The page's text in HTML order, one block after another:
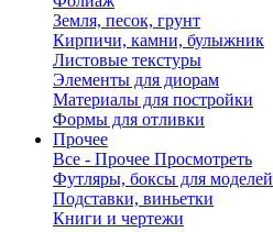
Земля, песок, грунт
Кирпичи, камни, булыжник
Листовые текстуры
Элементы для диорам
Материалы для постройки
Формы для отливки
Прочее
Все - Прочее Просмотреть
Футляры, боксы для моделей
Подставки, виньетки
Книги и чертежи